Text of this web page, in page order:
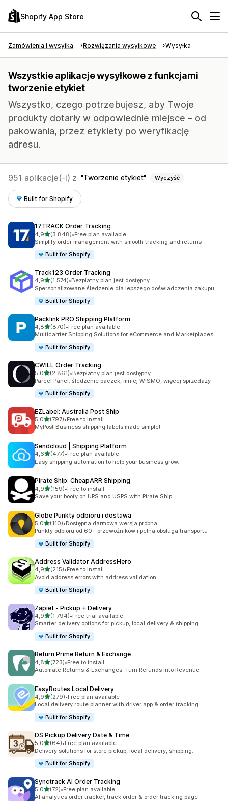
Shopify App Store
Zamówienia i wysyłka Rozwiązania wysyłkowe Wysyłka
Wszystkie aplikacje wysyłkowe z funkcjami
tworzenie etykiet
Wszystko, czego potrzebujesz, aby Twoje
produkty dotarły w odpowiednie miejsce – od
pakowania, przez etykiety po weryfikację
adresu.
951 aplikacje(-i) z Tworzenie etykiet Wyczyść
Built for Shopify
17TRACK Order Tracking
4,9na 5 gwiazdek
(3 848)
Łączna liczba recenzji: 3848
•Free plan available
Simplify order management with smooth tracking and returns
Built for Shopify
Track123 Order Tracking
4,9na 5 gwiazdek
(1 574)
Łączna liczba recenzji: 1574
•Bezpłatny plan jest dostępny
Spersonalizowane śledzenie dla lepszego doświadczenia zakupu
Built for Shopify
Packlink PRO Shipping Platform
4,8na 5 gwiazdek
(870)
Łączna liczba recenzji: 870
•Free plan available
Multicarrier Shipping Solutions for eCommerce and Marketplaces
Built for Shopify
CWILL Order Tracking
5,0na 5 gwiazdek
(2 861)
Łączna liczba recenzji: 2861
•Bezpłatny plan jest dostępny
Parcel Panel: śledzenie paczek, mniej WISMO, więcej sprzedaży
Built for Shopify
EZLabel: Australia Post Ship
5,0na 5 gwiazdek
(797)
Łączna liczba recenzji: 797
•Free to install
MyPost Business shipping labels made simple!
Sendcloud | Shipping Platform
4,6na 5 gwiazdek
(477)
Łączna liczba recenzji: 477
•Free plan available
Easy shipping automation to help your business grow.
Pirate Ship: CheapARR Shipping
4,9na 5 gwiazdek
(159)
Łączna liczba recenzji: 159
•Free to install
Save your booty on UPS and USPS with Pirate Ship
Globe Punkty odbioru i dostawa
5,0na 5 gwiazdek
(110)
Łączna liczba recenzji: 110
•Dostępna darmowa wersja próbna
Punkty odbioru od 60+ przewoźników i pełna obsługa transportu
Built for Shopify
Address Validator AddressHero
4,9na 5 gwiazdek
(215)
Łączna liczba recenzji: 215
•Free to install
Avoid address errors with address validation
Built for Shopify
Zapiet ‑ Pickup + Delivery
4,9na 5 gwiazdek
(1 794)
Łączna liczba recenzji: 1794
•Free trial available
Smarter delivery options for pickup, local delivery & shipping
Built for Shopify
Return Prime:Return & Exchange
4,8na 5 gwiazdek
(723)
Łączna liczba recenzji: 723
•Free to install
Automate Returns & Exchanges. Turn Refunds into Revenue
EasyRoutes Local Delivery
4,9na 5 gwiazdek
(279)
Łączna liczba recenzji: 279
•Free plan available
Local delivery route planner with driver app & order tracking
Built for Shopify
DS Pickup Delivery Date & Time
5,0na 5 gwiazdek
(64)
Łączna liczba recenzji: 64
•Free plan available
Delivery solutions for store pickup, local delivery, shipping.
Built for Shopify
Synctrack AI Order Tracking
5,0na 5 gwiazdek
(72)
Łączna liczba recenzji: 72
•Free plan available
AI analytics order tracker, track order & order tracking page